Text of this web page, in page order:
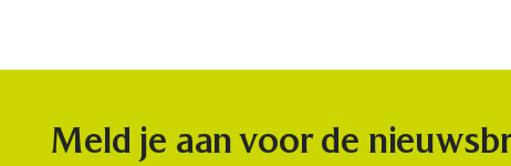
Meld je aan voor de